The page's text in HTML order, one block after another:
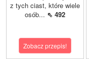
z tych ciast, które wiele
osób... ⇖ 492
Zobacz przepis!